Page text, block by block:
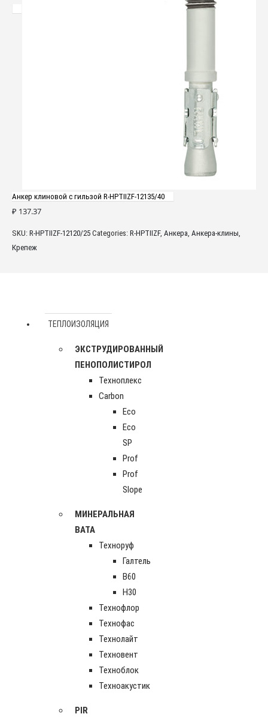
Анкер клиновой с гильзой R-HPTIIZF-12135/40
₽ 137.37
SKU: R-HPTIIZF-12120/25 Categories: R-HPTIIZF, Анкера, Анкера-клины,
Крепеж
ТЕПЛОИЗОЛЯЦИЯ
ЭКСТРУДИРОВАННЫЙ
ПЕНОПОЛИСТИРОЛ
Техноплекс
Carbon
Eco
Eco
SP
Prof
Prof
Slope
МИНЕРАЛЬНАЯ
ВАТА
Техноруф
Галтель
В60
Н30
Технофлор
Технофас
Технолайт
Техновент
Техноблок
Техноакустик
PIR